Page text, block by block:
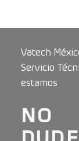
Vatech
Servicio
estamos
NO